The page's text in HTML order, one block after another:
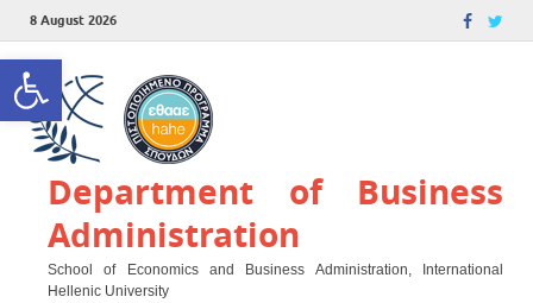
Open toolbar
8 August 2026
Department of Business
Administration
School of Economics and Business Administration, International
Hellenic University